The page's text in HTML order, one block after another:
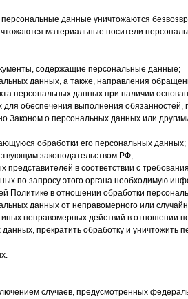
данные уничтожаются
материальные носители
содержащие персональные данные;
данных, а также, направления
персональных данных при наличии
обеспечения выполнения
Законом о персональных данных или
обработки его персональных данных;
законодательством РФ;
в соответствии с
по запросу этого органа необходимую
Политике в отношении обработки
данных от неправомерного или
неправомерных действий в отношении
прекратить обработку и
случаев, предусмотренных